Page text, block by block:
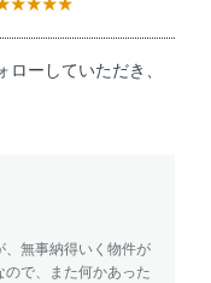
ーしていただき、
、無事納得いく物件が
ので、また何かあった